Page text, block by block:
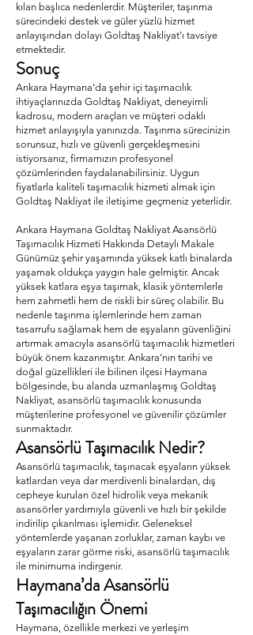
kılan başlıca nedenlerdir. Müşteriler, taşınma
sürecindeki destek ve güler yüzlü hizmet
anlayışından dolayı Goldtaş Nakliyat’ı tavsiye
etmektedir.
Sonuç
Ankara Haymana’da şehir içi taşımacılık
ihtiyaçlarınızda Goldtaş Nakliyat, deneyimli
kadrosu, modern araçları ve müşteri odaklı
hizmet anlayışıyla yanınızda. Taşınma sürecinizin
sorunsuz, hızlı ve güvenli gerçekleşmesini
istiyorsanız, firmamızın profesyonel
çözümlerinden faydalanabilirsiniz. Uygun
fiyatlarla kaliteli taşımacılık hizmeti almak için
Goldtaş Nakliyat ile iletişime geçmeniz yeterlidir.
Ankara Haymana Goldtaş Nakliyat Asansörlü
Taşımacılık Hizmeti Hakkında Detaylı Makale
Günümüz şehir yaşamında yüksek katlı binalarda
yaşamak oldukça yaygın hale gelmiştir. Ancak
yüksek katlara eşya taşımak, klasik yöntemlerle
hem zahmetli hem de riskli bir süreç olabilir. Bu
nedenle taşınma işlemlerinde hem zaman
tasarrufu sağlamak hem de eşyaların güvenliğini
artırmak amacıyla asansörlü taşımacılık hizmetleri
büyük önem kazanmıştır. Ankara’nın tarihi ve
doğal güzellikleri ile bilinen ilçesi Haymana
bölgesinde, bu alanda uzmanlaşmış Goldtaş
Nakliyat, asansörlü taşımacılık konusunda
müşterilerine profesyonel ve güvenilir çözümler
sunmaktadır.
Asansörlü Taşımacılık Nedir?
Asansörlü taşımacılık, taşınacak eşyaların yüksek
katlardan veya dar merdivenli binalardan, dış
cepheye kurulan özel hidrolik veya mekanik
asansörler yardımıyla güvenli ve hızlı bir şekilde
indirilip çıkarılması işlemidir. Geleneksel
yöntemlerde yaşanan zorluklar, zaman kaybı ve
eşyaların zarar görme riski, asansörlü taşımacılık
ile minimuma indirgenir.
Haymana’da Asansörlü
Taşımacılığın Önemi
Haymana, özellikle merkezi ve yerleşim